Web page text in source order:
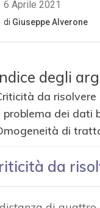
degli
da risolvere
problema dei dati
di
da